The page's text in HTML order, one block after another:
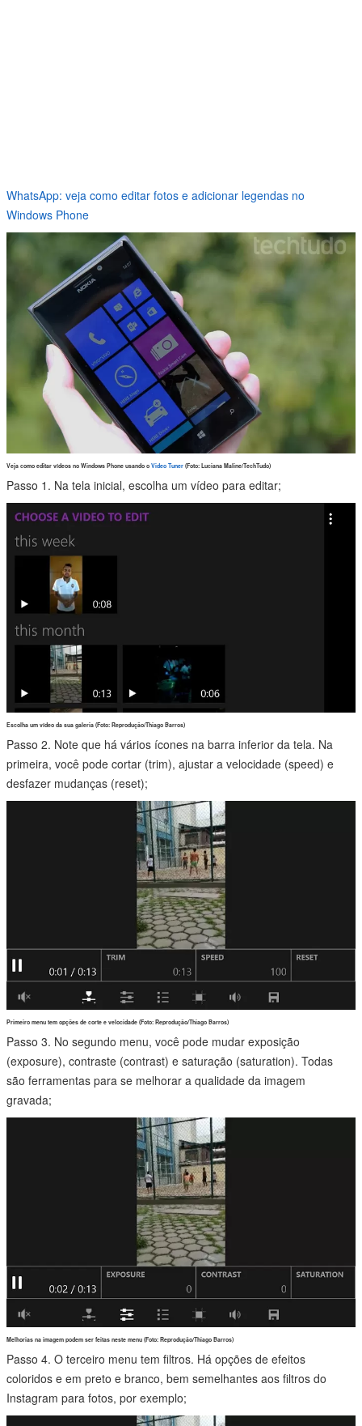
WhatsApp: veja como editar fotos e adicionar legendas no
Windows Phone
Veja como editar vídeos no Windows Phone usando o Video Tuner (Foto: Luciana Maline/TechTudo)
Passo 1. Na tela inicial, escolha um vídeo para editar;
Escolha um vídeo da sua galeria (Foto: Reprodução/Thiago Barros)
Passo 2. Note que há vários ícones na barra inferior da tela. Na
primeira, você pode cortar (trim), ajustar a velocidade (speed) e
desfazer mudanças (reset);
Primeiro menu tem opções de corte e velocidade (Foto: Reprodução/Thiago Barros)
Passo 3. No segundo menu, você pode mudar exposição
(exposure), contraste (contrast) e saturação (saturation). Todas
são ferramentas para se melhorar a qualidade da imagem
gravada;
Melhorias na imagem podem ser feitas neste menu (Foto: Reprodução/Thiago Barros)
Passo 4. O terceiro menu tem filtros. Há opções de efeitos
coloridos e em preto e branco, bem semelhantes aos filtros do
Instagram para fotos, por exemplo;